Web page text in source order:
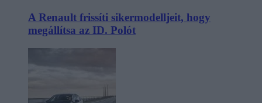
A Renault frissíti sikermodelljeit, hogy
megállítsa az ID. Polót